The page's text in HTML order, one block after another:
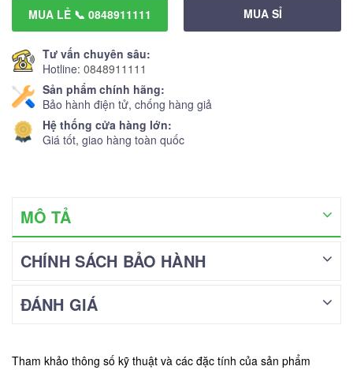
MUA LẺ 📞 0848911111 MUA SỈ
Tư vấn chuyên sâu:
Hotline: 0848911111
Sản phẩm chính hãng:
Bảo hành điện tử, chống hàng giả
Hệ thống cửa hàng lớn:
Giá tốt, giao hàng toàn quốc
MÔ TẢ
CHÍNH SÁCH BẢO HÀNH
ĐÁNH GIÁ
Tham khảo thông số kỹ thuật và các đặc tính của sản phẩm